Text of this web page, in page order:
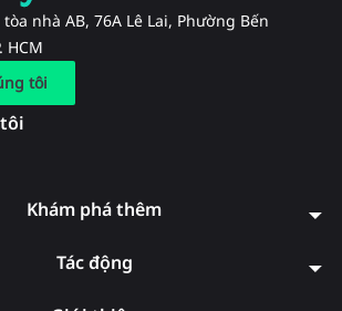
nhà AB, 76A Lê Lai, Phường Bến
HCM
tôi
Khám phá thêm
Tác động